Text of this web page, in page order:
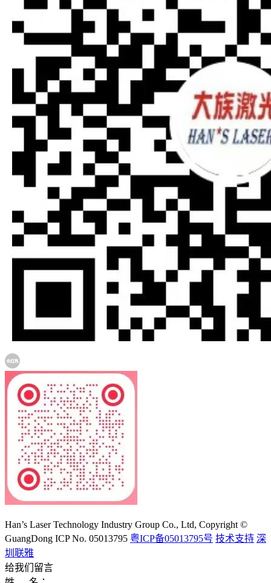
Han’s Laser Technology Industry Group Co., Ltd, Copyright ©
GuangDong ICP No. 05013795 粤ICP备05013795号 技术支持 深
圳联雅
给我们留言